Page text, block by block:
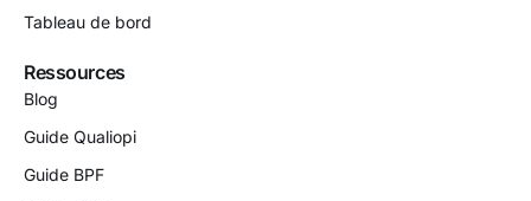
Tableau de bord
Ressources
Blog
Guide Qualiopi
Guide BPF